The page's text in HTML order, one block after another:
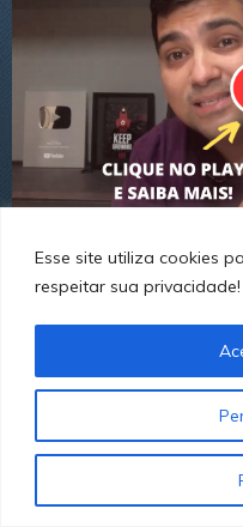
Esse site utiliza cookies
respeitar sua privacidade!